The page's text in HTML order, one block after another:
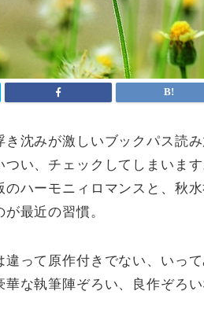
き沈みが激しいブックパス読
い、チェックしてしまいます
のハーモニィロマンスと、秋
最近の習慣。
違って原作付きでない、いっ
な執筆陣ぞろい、良作ぞろい